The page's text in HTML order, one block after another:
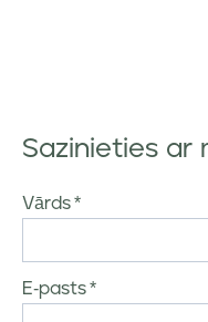
Sazinieties ar
Vārds
E-pasts